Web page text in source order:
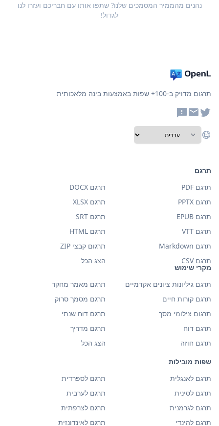
נהנים מהממיר המסמכים שלנו? שתפו אותו עם חבריכם ועזרו לנו
לגדול!
תרגום מדויק ב-100+ שפות באמצעות בינה מלאכותית
מקרי שימוש
תרגם גיליונות ציונים אקדמיים
תרגם מאמר מחקר
תרגם קורות חיים
תרגם מסמך סרוק
תרגום צילומי מסך
תרגם דוח שנתי
תרגם דוח
תרגם מדריך
תרגם חוזה
הצג הכל
שפות מובילות
תרגם לאנגלית
תרגם לספרדית
תרגם לסינית
תרגם לערבית
תרגם לגרמנית
תרגם לצרפתית
תרגם להינדי
תרגם לאינדונזית
תרגם
תרגם PDF
תרגם DOCX
תרגם PPTX
תרגם XLSX
תרגם EPUB
תרגם SRT
תרגם VTT
תרגם HTML
תרגם Markdown
תרגום קבצי ZIP
תרגם CSV
הצג הכל